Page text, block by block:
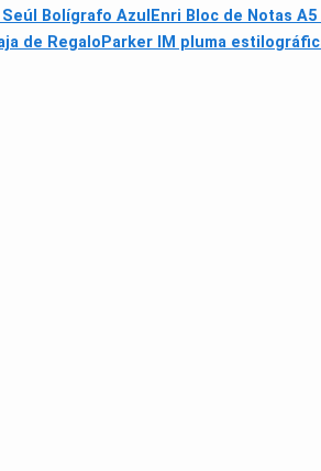
Bolígrafo Azul Enri Bloc de Notas
de Regalo Parker IM pluma